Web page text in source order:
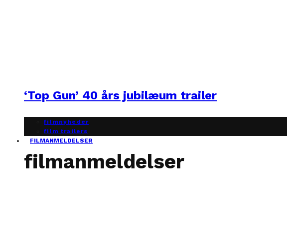
‘Top Gun’ 40 års jubilæum trailer
filmnyheder
film trailers
FILMANMELDELSER
filmanmeldelser